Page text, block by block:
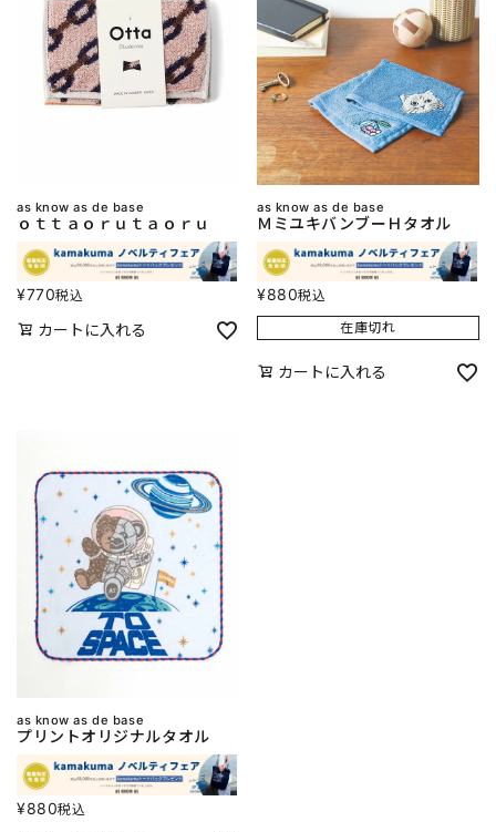
as know as de base
ｏｔｔａｏｒｕｔａｏｒｕ
¥770税込
カートに入れる
as know as de base
ＭミユキバンブーＨタオル
¥880税込
在庫切れ
カートに入れる
as know as de base
プリントオリジナルタオル
¥880税込